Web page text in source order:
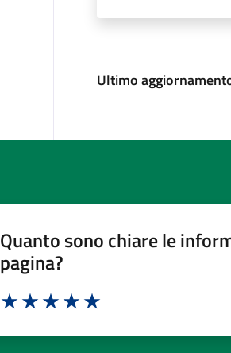
Ultimo
Quanto sono chiare le
pagina?